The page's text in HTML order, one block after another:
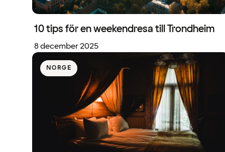
10 tips för en weekendresa till Trondheim
8 december 2025
NORGE